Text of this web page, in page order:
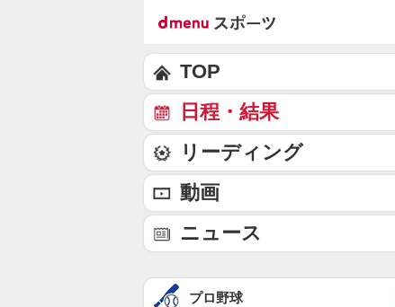
TOP
日程・結果
リーディング
動画
ニュース
プロ野球